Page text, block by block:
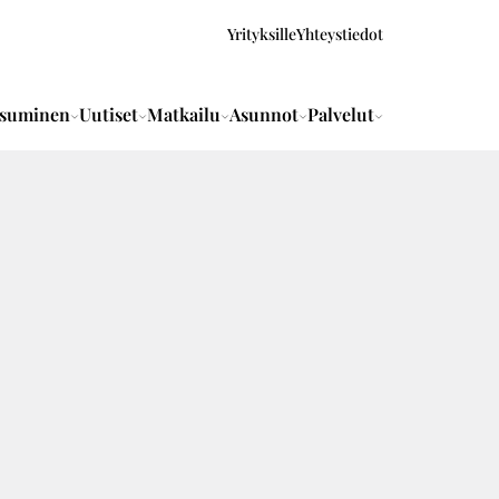
YrityksilleYhteystiedot
Uutiset Matkailu Asunnot Palvelut